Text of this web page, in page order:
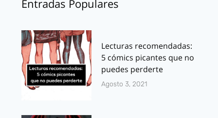
Entradas Populares
Lecturas recomendadas:
5 cómics picantes que no
puedes perderte
Agosto 3, 2021